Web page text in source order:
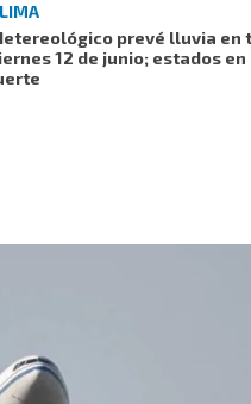
prevé lluvia en
12 de junio; estados